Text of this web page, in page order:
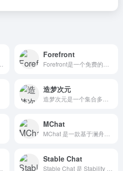
Forefront
造梦次元
MChat
Stable Chat